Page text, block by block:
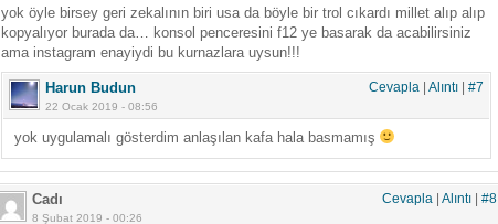
yok öyle birsey geri zekalının biri usa da böyle bir trol cıkardı millet alıp alıp
kopyalıyor burada da… konsol penceresini f12 ye basarak da acabilirsiniz
ama instagram enayiydi bu kurnazlara uysun!!!
Harun Budun
22 Ocak 2019 - 08:56
Cevapla| Alıntı| #7
yok uygulamalı gösterdim anlaşılan kafa hala basmamış
Cadı
8 Şubat 2019 - 00:26
Cevapla| Alıntı| #8